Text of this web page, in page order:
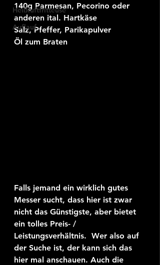
Heißluftfritteuse
Auflauf
140g Parmesan, Pecorino oder
anderen ital. Hartkäse
Salz, Pfeffer, Parikapulver
Öl zum Braten
Falls jemand ein wirklich gutes
Messer sucht, dass hier ist zwar
nicht das Günstigste, aber bietet
ein tolles Preis- /
Leistungsverhältnis.  Wer also auf
der Suche ist, der kann sich das
hier mal anschauen. Auch die